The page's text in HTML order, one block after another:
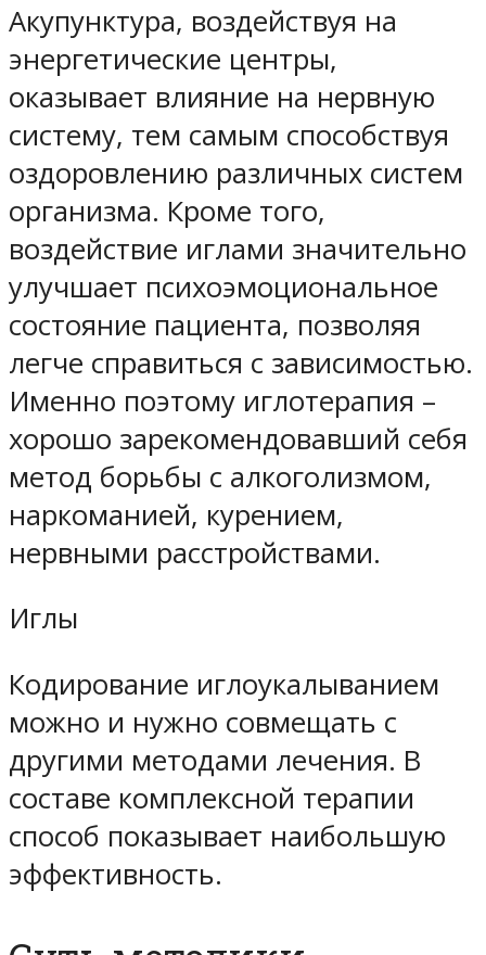
Акупунктура, воздействуя на
энергетические центры,
оказывает влияние на нервную
систему, тем самым способствуя
оздоровлению различных систем
организма. Кроме того,
воздействие иглами значительно
улучшает психоэмоциональное
состояние пациента, позволяя
легче справиться с зависимостью.
Именно поэтому иглотерапия –
хорошо зарекомендовавший себя
метод борьбы с алкоголизмом,
наркоманией, курением,
нервными расстройствами.
Иглы
Кодирование иглоукалыванием
можно и нужно совмещать с
другими методами лечения. В
составе комплексной терапии
способ показывает наибольшую
эффективность.